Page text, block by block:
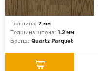
Толщина: 7 мм
Толщина шпона: 1.2 мм
Бренд: Quartz Parquet